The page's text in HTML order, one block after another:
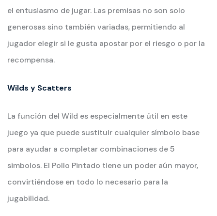
el entusiasmo de jugar. Las premisas no son solo
generosas sino también variadas, permitiendo al
jugador elegir si le gusta apostar por el riesgo o por la
recompensa.
Wilds y Scatters
La función del Wild es especialmente útil en este
juego ya que puede sustituir cualquier símbolo base
para ayudar a completar combinaciones de 5
simbolos. El Pollo Pintado tiene un poder aún mayor,
convirtiéndose en todo lo necesario para la
jugabilidad.